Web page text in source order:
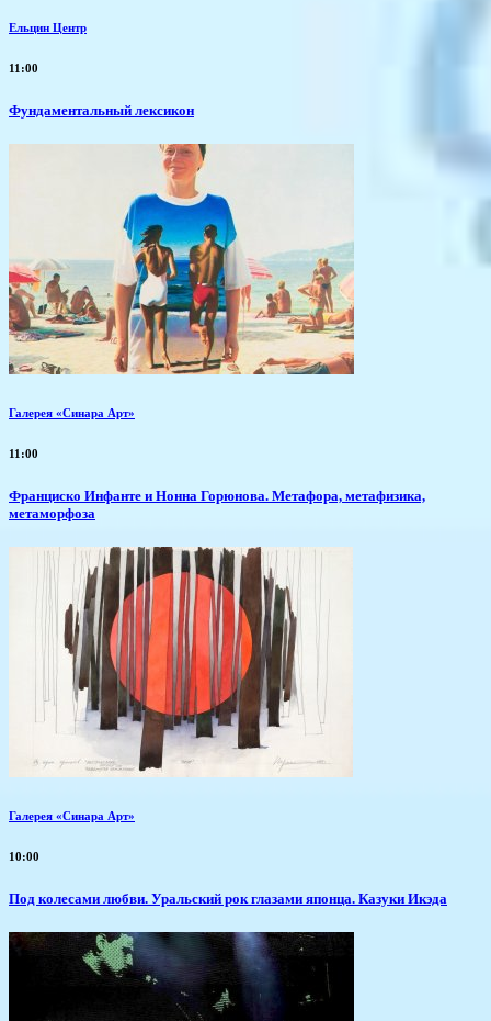
Ельцин Центр
11:00
Фундаментальный лексикон
Галерея «Синара Арт»
11:00
Франциско Инфанте и Нонна Горюнова. Метафора, метафизика,
метаморфоза
Галерея «Синара Арт»
10:00
Под колесами любви. Уральский рок глазами японца. Казуки Икэда